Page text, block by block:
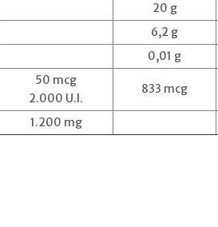
20 g
6,2 g
0,01 g
50 mcg
2.000 U.I.
833 mcg
1.200 mg